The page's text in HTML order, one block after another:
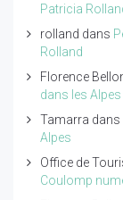
Patricia
rolland dans
Rolland
Florence
dans les Alpes
Tamarra dans
Alpes
Office de
Coulomp